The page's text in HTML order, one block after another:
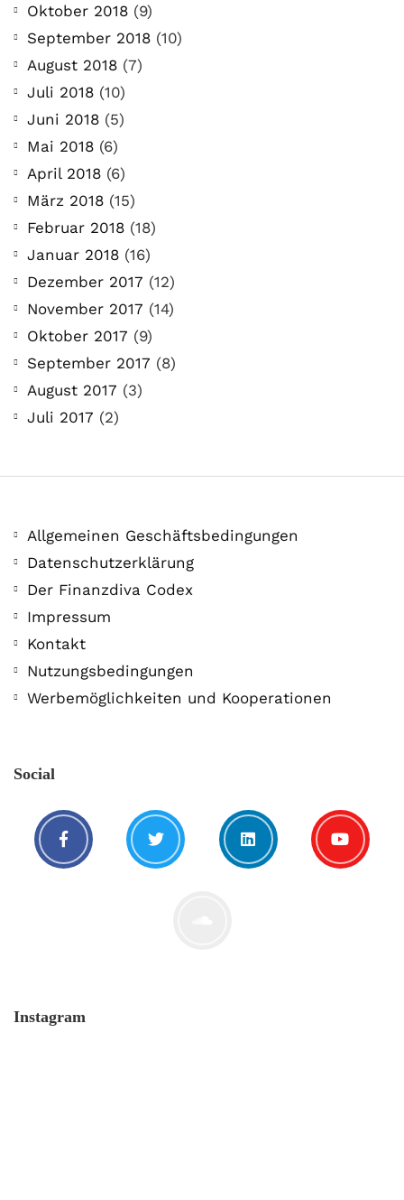
Oktober 2018 (9)
September 2018 (10)
August 2018 (7)
Juli 2018 (10)
Juni 2018 (5)
Mai 2018 (6)
April 2018 (6)
März 2018 (15)
Februar 2018 (18)
Januar 2018 (16)
Dezember 2017 (12)
November 2017 (14)
Oktober 2017 (9)
September 2017 (8)
August 2017 (3)
Juli 2017 (2)
Allgemeinen Geschäftsbedingungen
Datenschutzerklärung
Der Finanzdiva Codex
Impressum
Kontakt
Nutzungsbedingungen
Werbemöglichkeiten und Kooperationen
Social
Instagram